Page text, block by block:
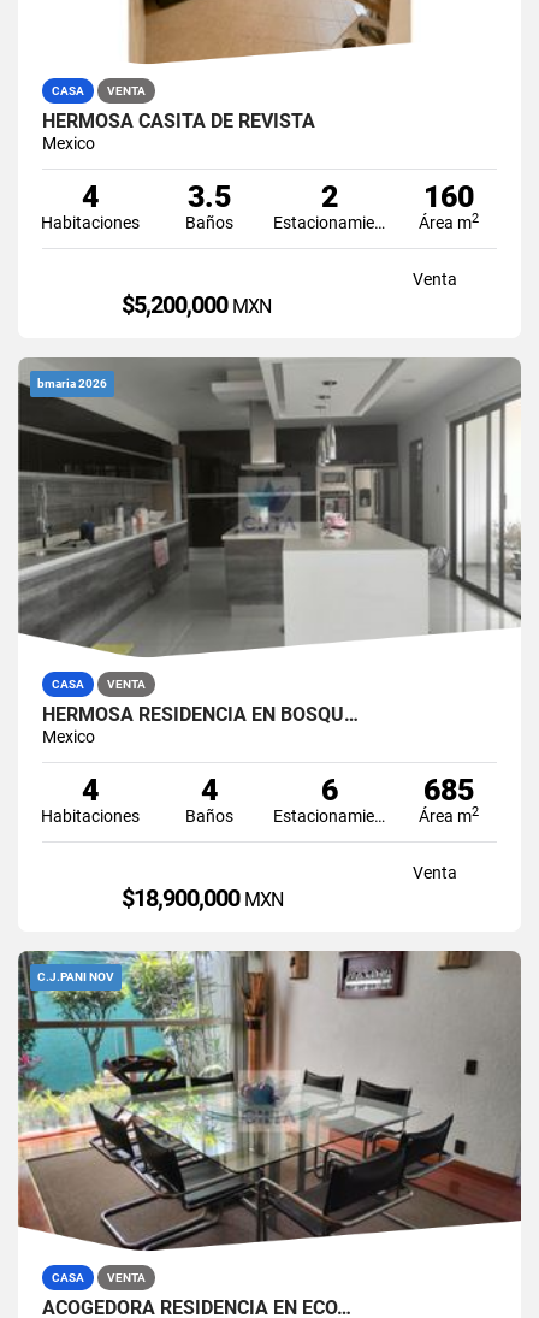
CASA VENTA
HERMOSA CASITA DE REVISTA
Mexico
4
Habitaciones
3.5
Baños
2
Estacionamiento
160
Área m2
Venta
$5,200,000 MXN
bmaria 2026
CASA VENTA
HERMOSA RESIDENCIA EN BOSQU…
Mexico
4
Habitaciones
4
Baños
6
Estacionamiento
685
Área m2
Venta
$18,900,000 MXN
C.J.PANI NOV
CASA VENTA
ACOGEDORA RESIDENCIA EN ECO…